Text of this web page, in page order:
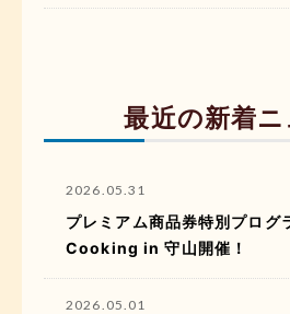
最近の新着ニ
2026.05.31
プレミアム商品券特別プログ
Cooking in 守山開催！
2026.05.01